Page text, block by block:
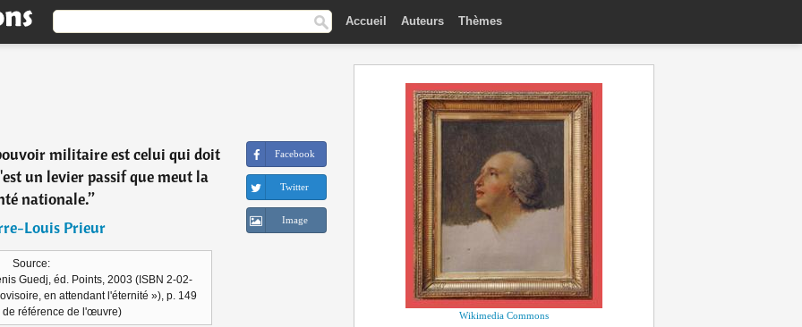
Accueil Auteurs Thèmes
militaire est celui qui doit
un levier passif que meut la
nationale.”
Louis Prieur
Source:
Guedj, éd. Points, 2003 (ISBN 2-02-
en attendant l'éternité »), p. 149
de référence de l'œuvre)
Facebook
Twitter
Image
Wikimedia Commons